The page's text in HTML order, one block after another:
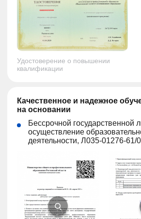
Удостоверение о повышении
квалификации
Качественное и надежное
на основании
Бессрочной государственной
осуществление
деятельности, Л035-01276-61/